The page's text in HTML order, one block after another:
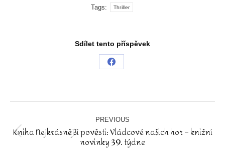
Tags: Thriller
Sdílet tento příspěvek
Share
Post
navigation PREVIOUS
Previous
post:
Kniha Nejkrásnější pověsti: Vládcové našich hor – knižní
novinky 39. týdne